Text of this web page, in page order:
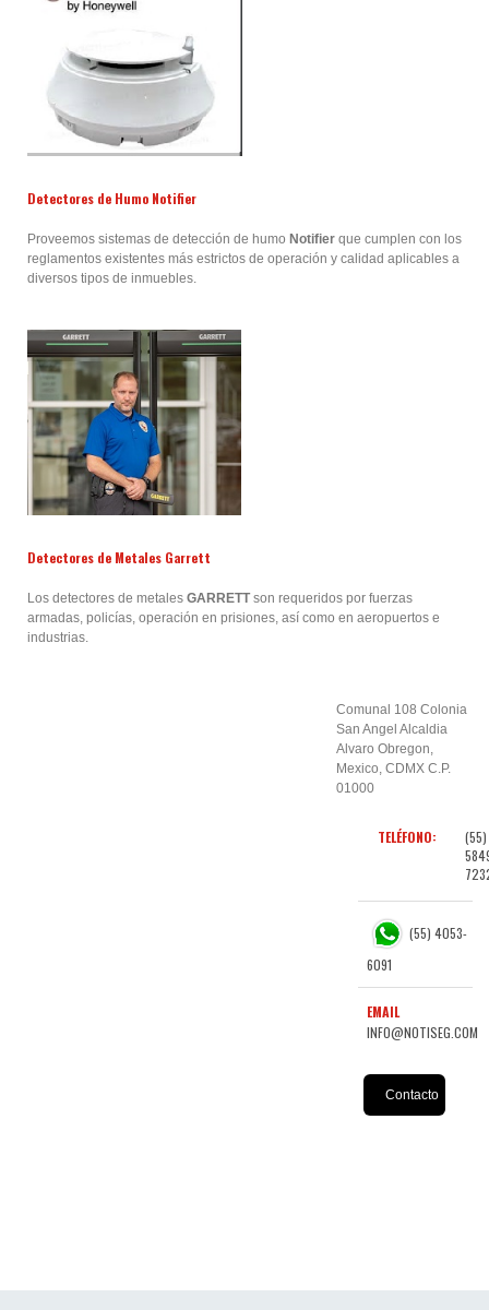
Detectores de Humo Notifier
Proveemos sistemas de detección de humo Notifier que cumplen con los
reglamentos existentes más estrictos de operación y calidad aplicables a
diversos tipos de inmuebles.
Detectores de Metales Garrett
Los detectores de metales GARRETT son requeridos por fuerzas
armadas, policías, operación en prisiones, así como en aeropuertos e
industrias.
Comunal 108 Colonia
San Angel Alcaldia
Alvaro Obregon,
Mexico, CDMX C.P.
01000
TELÉFONO:
(55)
(55) 4053-
6091
EMAIL
INFO@NOTISEG.COM
Contacto